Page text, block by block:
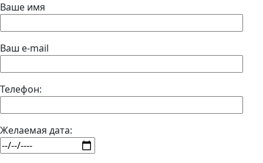
Ваше имя
Ваш e-mail
Телефон:
Желаемая дата: